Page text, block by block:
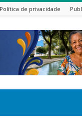
Política de privacidade